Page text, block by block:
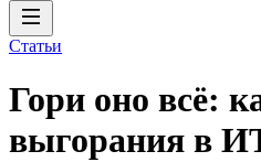
Статьи
Гори оно всё:
выгорания в